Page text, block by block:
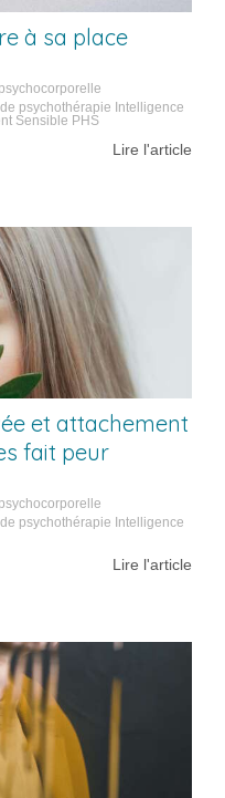
à sa place
psychothérapie Intelligence
Sensible PHS
Lire l'article
et attachement
fait peur
psychothérapie Intelligence
Lire l'article